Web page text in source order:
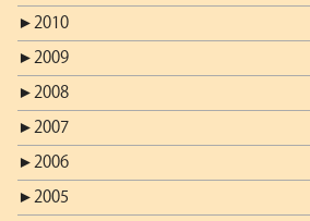
► 2010
► 2009
► 2008
► 2007
► 2006
► 2005